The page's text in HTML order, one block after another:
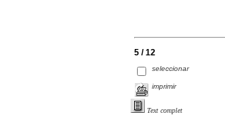
5 / 12
seleccionar
imprimir
Text complet